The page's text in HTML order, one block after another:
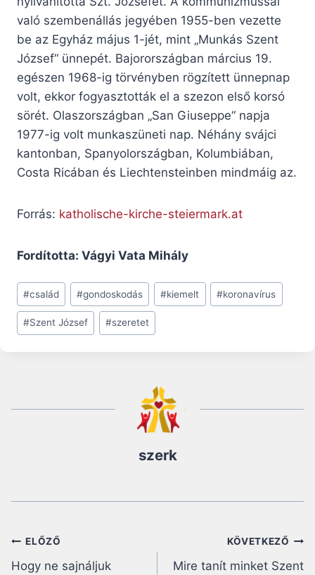
való szembenállás jegyében 1955-ben vezette
be az Egyház május 1-jét, mint „Munkás Szent
József“ ünnepét. Bajorországban március 19.
egészen 1968-ig törvényben rögzített ünnepnap
volt, ekkor fogyasztották el a szezon első korsó
sörét. Olaszországban „San Giuseppe“ napja
1977-ig volt munkaszüneti nap. Néhány svájci
kantonban, Spanyolországban, Kolumbiában,
Costa Ricában és Liechtensteinben mindmáig az.
Forrás: katholische-kirche-steiermark.at
Fordította: Vágyi Vata Mihály
Post
Tags:
#család #gondoskodás #kiemelt #koronavírus
#Szent József #szeretet
szerk
Bejegyzés
ELŐZŐ
Hogy ne sajnáljuk
KÖVETKEZŐ
Mire tanít minket Szent